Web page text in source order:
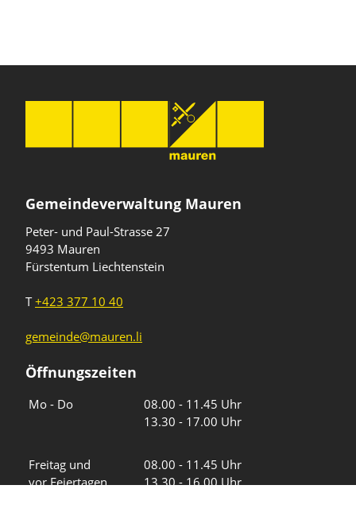
Gemeindeverwaltung Mauren
Peter- und Paul-Strasse 27
9493 Mauren
Fürstentum Liechtenstein
T+423 377 10 40
gemeinde@mauren.li
Öffnungszeiten
Mo - Do
08.00 - 11.45 Uhr
13.30 - 17.00 Uhr
Freitag und
vor Feiertagen
08.00 - 11.45 Uhr
13.30 - 16.00 Uhr